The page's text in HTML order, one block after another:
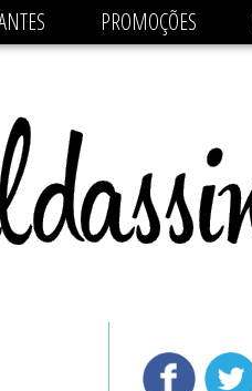
js/adsbygoogle.js'/>
PROMOÇÕES